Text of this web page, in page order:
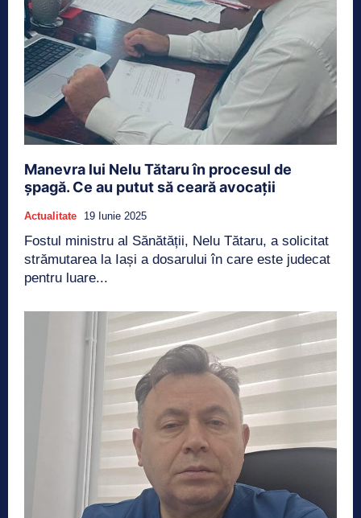
Manevra lui Nelu Tătaru în procesul de
șpagă. Ce au putut să ceară avocații
Actualitate 19 Iunie 2025
Fostul ministru al Sănătății, Nelu Tătaru, a solicitat
strămutarea la Iași a dosarului în care este judecat
pentru luare...